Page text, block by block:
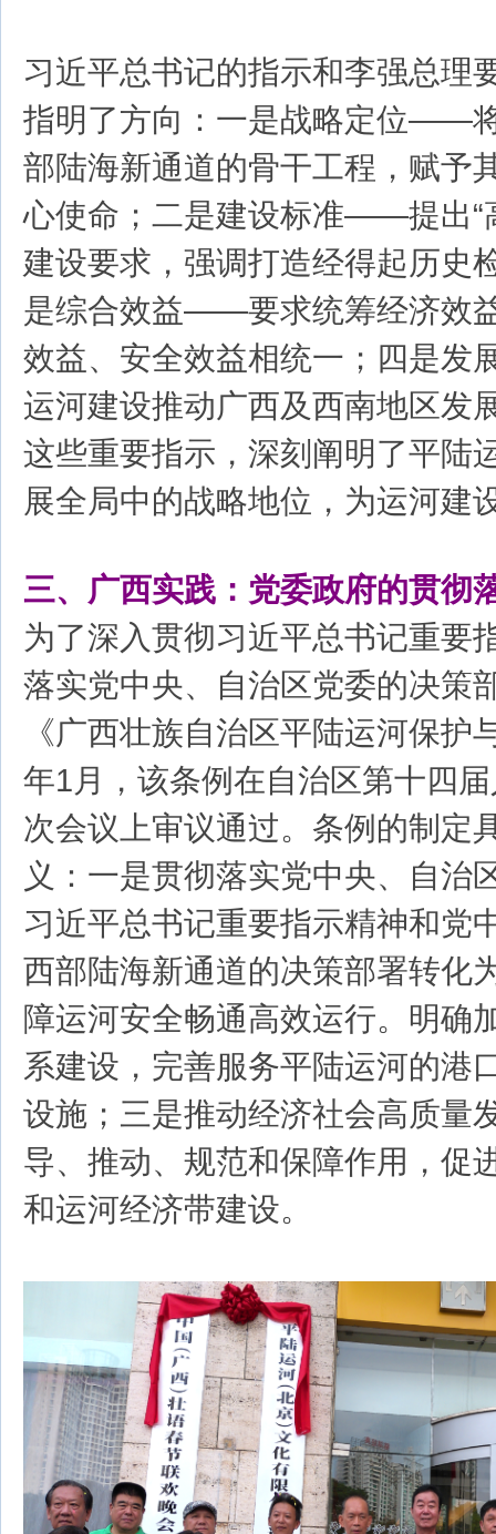
习近平总书记的指示和李强总理
指明了方向：一是战略定位——
部陆海新通道的骨干工程，赋予
心使命；二是建设标准——提出“
建设要求，强调打造经得起历史
是综合效益——要求统筹经济效
效益、安全效益相统一；四是
运河建设推动广西及西南地区发
这些重要指示，深刻阐明了平陆
展全局中的战略地位，为运河建
三、广西实践：党委政府的贯彻
为了深入贯彻习近平总书记重要
落实党中央、自治区党委的决策
《广西壮族自治区平陆运河保护
年1月，该条例在自治区第十四
次会议上审议通过。条例的制定
义：一是贯彻落实党中央、自治
习近平总书记重要指示精神和党
西部陆海新通道的决策部署转化
障运河安全畅通高效运行。明确
系建设，完善服务平陆运河的港
设施；三是推动经济社会高质量
导、推动、规范和保障作用，促
和运河经济带建设。